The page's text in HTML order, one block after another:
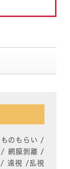
ものもらい /
/ 網膜剥離 /
/ 遠視 /乱視